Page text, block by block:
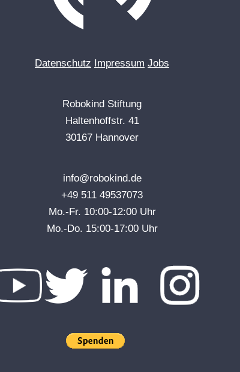
Datenschutz Impressum Jobs
Robokind Stiftung
Haltenhoffstr. 41
30167 Hannover
info@robokind.de
+49 511 49537073
Mo.-Fr. 10:00-12:00 Uhr
Mo.-Do. 15:00-17:00 Uhr